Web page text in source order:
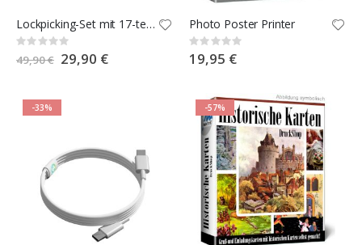
Lockpicking-Set mit 17-teiliger Dietrich-Tasche und Übungs-Schloss
Rating:
0%
49,90 € Special
Price
29,90 €
Photo Poster Printer
Rating:
0%
19,95 €
-33% -57%